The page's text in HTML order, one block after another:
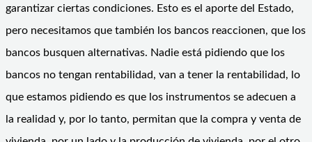
garantizar ciertas condiciones. Esto es el aporte del Estado,
pero necesitamos que también los bancos reaccionen, que los
bancos busquen alternativas. Nadie está pidiendo que los
bancos no tengan rentabilidad, van a tener la rentabilidad, lo
que estamos pidiendo es que los instrumentos se adecuen a
la realidad y, por lo tanto, permitan que la compra y venta de